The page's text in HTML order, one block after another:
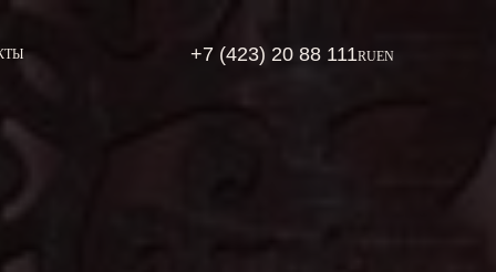
+7 (423) 20 88 111RUEN